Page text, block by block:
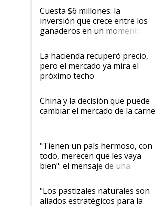
Cuesta $6 millones: la
inversión que crece entre los
ganaderos en un momento
histórico para la actividad
La hacienda recuperó precio,
pero el mercado ya mira el
próximo techo
China y la decisión que puede
cambiar el mercado de la carne
"Tienen un país hermoso, con
todo, merecen que les vaya
bien": el mensaje de una
ganadera uruguaya sobre las
oportunidades que se abren
para el agro en Argentina, con
"Los pastizales naturales son
aliados estratégicos para la